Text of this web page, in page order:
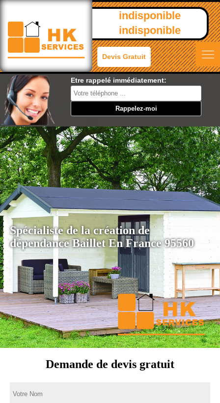
indisponible
indisponible
Devis Gratuit
Etre rappelé immédiatement:
Spécialiste de la création de
dépendance Baillet En France 95560
Demande de devis gratuit